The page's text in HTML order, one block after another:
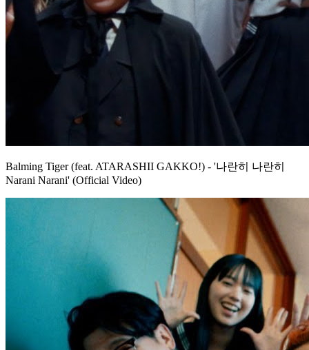
Balming Tiger (feat. ATARASHII GAKKO!) - '나란히 나란히
Narani Narani' (Official Video)